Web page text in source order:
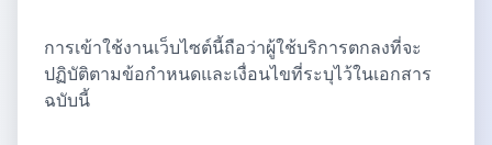
การเข้าใช้งานเว็บไซต์นี้ถือว่าผู้ใช้บริการตกลงที่จะ
ปฏิบัติตามข้อกำหนดและเงื่อนไขที่ระบุไว้ในเอกสาร
ฉบับนี้